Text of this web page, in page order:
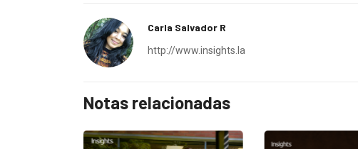
Carla Salvador R
http://www.insights.la
Notas relacionadas